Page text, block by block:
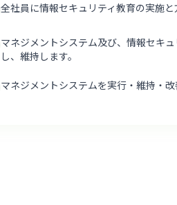
全社員に情報セキュリティ教育の実施
マネジメントシステム及び、情報セキ
し、維持します。
マネジメントシステムを実行・維持・